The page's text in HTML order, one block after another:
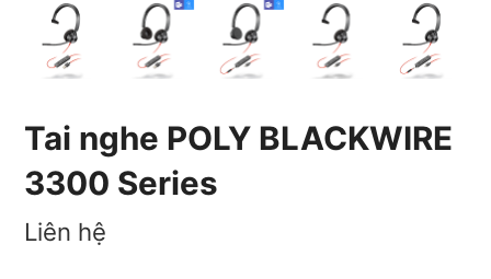
Tai nghe POLY BLACKWIRE
3300 Series
Liên hệ